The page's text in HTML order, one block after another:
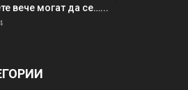
вече могат да се…...